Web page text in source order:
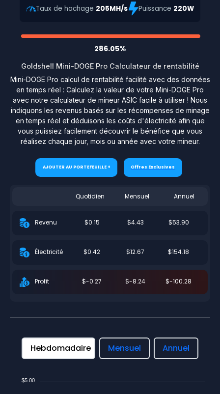
Taux de hachage 205MH/s Puissance 220W
286.05%
Goldshell Mini-DOGE Pro Calculateur de rentabilité
Mini-DOGE Pro calcul de rentabilité facilité avec des données
en temps réel : Calculez la valeur de votre Mini-DOGE Pro
avec notre calculateur de mineur ASIC facile à utiliser ! Nous
indiquons les revenus basés sur les récompenses de minage
en temps réel et déduisons les coûts d'électricité afin que
vous puissiez facilement découvrir le bénéfice que vous
réalisez chaque jour, mois ou année avec votre mineur.
AJOUTER AU PORTEFEUILLE + Offres Exclusives
Quotidien Mensuel Annuel
Revenu $0.15 $4.43 $53.90
Électricité $0.42 $12.67 $154.18
Profit $-0.27 $-8.24 $-100.28
Hebdomadaire Mensuel Annuel
$5.00